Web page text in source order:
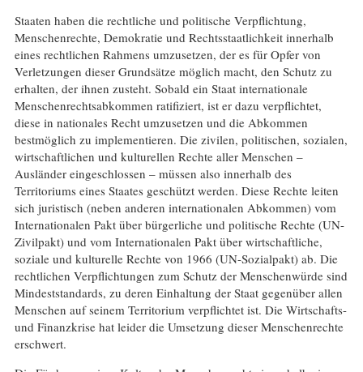
Staaten haben die rechtliche und politische Verpflichtung,
Menschenrechte, Demokratie und Rechtsstaatlichkeit innerhalb
eines rechtlichen Rahmens umzusetzen, der es für Opfer von
Verletzungen dieser Grundsätze möglich macht, den Schutz zu
erhalten, der ihnen zusteht. Sobald ein Staat internationale
Menschenrechtsabkommen ratifiziert, ist er dazu verpflichtet,
diese in nationales Recht umzusetzen und die Abkommen
bestmöglich zu implementieren. Die zivilen, politischen, sozialen,
wirtschaftlichen und kulturellen Rechte aller Menschen –
Ausländer eingeschlossen – müssen also innerhalb des
Territoriums eines Staates geschützt werden. Diese Rechte leiten
sich juristisch (neben anderen internationalen Abkommen) vom
Internationalen Pakt über bürgerliche und politische Rechte (UN-
Zivilpakt) und vom Internationalen Pakt über wirtschaftliche,
soziale und kulturelle Rechte von 1966 (UN-Sozialpakt) ab. Die
rechtlichen Verpflichtungen zum Schutz der Menschenwürde sind
Mindeststandards, zu deren Einhaltung der Staat gegenüber allen
Menschen auf seinem Territorium verpflichtet ist. Die Wirtschafts-
und Finanzkrise hat leider die Umsetzung dieser Menschenrechte
erschwert.